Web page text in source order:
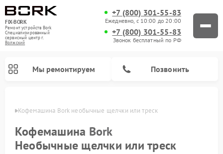
FIX-BORK
Ремонт устройств Bork
Специализированный
cервисный центр г.
Волжский
+7 (800) 301-55-83
Ежедневно, с 10:00 до 20:00
+7 (800) 301-55-83
Звонок бесплатный по РФ
Мы ремонтируем Позвонить
Кофемашина Bork необычные щелчки или треск
Кофемашина Bork
Необычные щелчки или треск